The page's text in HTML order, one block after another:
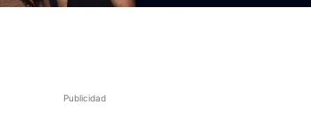
Publicidad